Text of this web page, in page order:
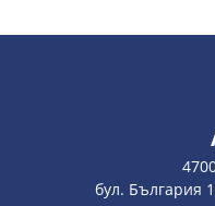
бул. България